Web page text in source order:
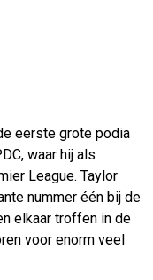
eerste grote podia
waar hij als
League. Taylor
nummer één bij de
elkaar troffen in de
voor enorm veel